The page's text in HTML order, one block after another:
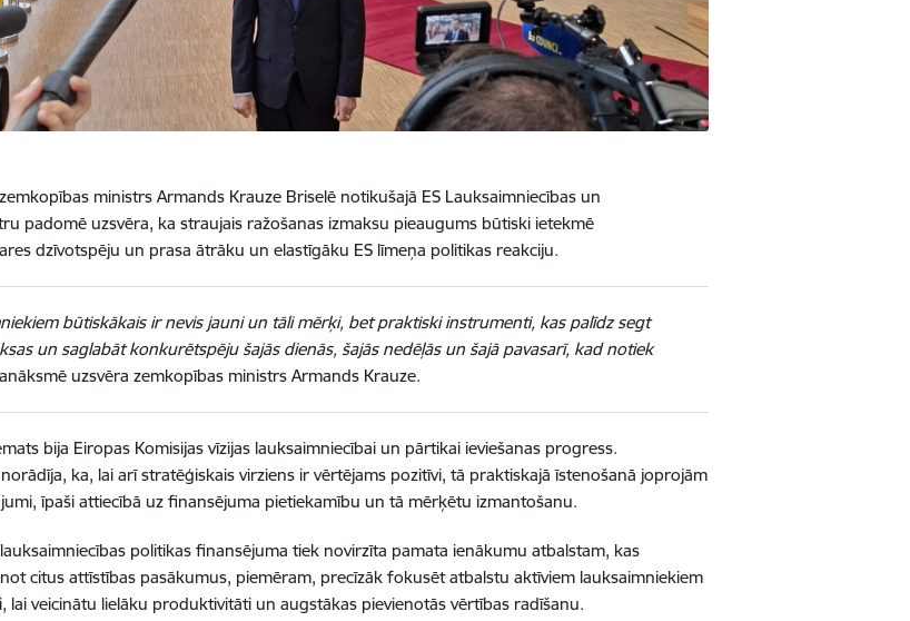
ministrs Armands Krauze Briselē notikušajā ES Lauksaimniecības un
padomē uzsvēra, ka straujais ražošanas izmaksu pieaugums būtiski ietekmē
dzīvotspēju un prasa ātrāku un elastīgāku ES līmeņa politikas reakciju.
būtiskākais ir nevis jauni un tāli mērķi, bet praktiski instrumenti, kas palīdz segt
un saglabāt konkurētspēju šajās dienās, šajās nedēļās un šajā pavasarī, kad notiek
uzsvēra zemkopības ministrs Armands Krauze.
bija Eiropas Komisijas vīzijas lauksaimniecībai un pārtikai ieviešanas progress.
ka, lai arī stratēģiskais virziens ir vērtējams pozitīvi, tā praktiskajā īstenošanā joprojām
īpaši attiecībā uz finansējuma pietiekamību un tā mērķētu izmantošanu.
politikas finansējuma tiek novirzīta pamata ienākumu atbalstam, kas
citus attīstības pasākumus, piemēram, precīzāk fokusēt atbalstu aktīviem lauksaimniekiem
lai veicinātu lielāku produktivitāti un augstākas pievienotās vērtības radīšanu.